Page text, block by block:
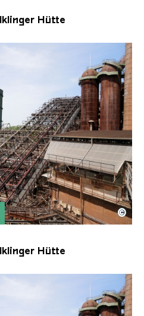
Hütte
Völklinger Hütte mit
Völklinger Hütte | Karl
©
Hütte